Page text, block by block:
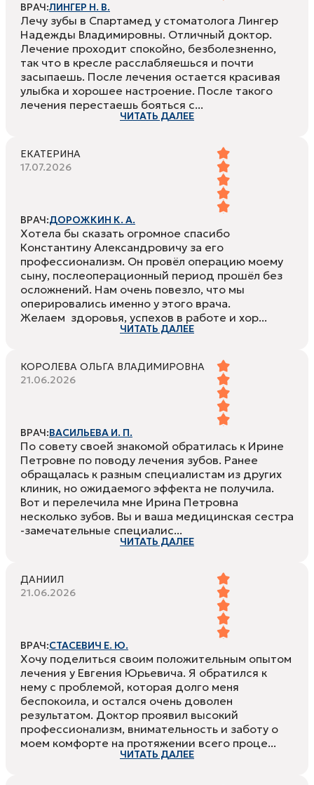
ВРАЧ:ЛИНГЕР Н. В.
Лечу зубы в Спартамед у стоматолога Лингер
Надежды Владимировны. Отличный доктор.
Лечение проходит спокойно, безболезненно,
так что в кресле расслабляешься и почти
засыпаешь. После лечения остается красивая
улыбка и хорошее настроение. После такого
лечения перестаешь бояться с...
ЧИТАТЬ ДАЛЕЕ
ЕКАТЕРИНА
17.07.2026
ВРАЧ:ДОРОЖКИН К. А.
Хотела бы сказать огромное спасибо
Константину Александровичу за его
профессионализм. Он провёл операцию моему
сыну, послеоперационный период прошёл без
осложнений. Нам очень повезло, что мы
оперировались именно у этого врача.
Желаем здоровья, успехов в работе и хор...
ЧИТАТЬ ДАЛЕЕ
КОРОЛЕВА ОЛЬГА ВЛАДИМИРОВНА
21.06.2026
ВРАЧ:ВАСИЛЬЕВА И. П.
По совету своей знакомой обратилась к Ирине
Петровне по поводу лечения зубов. Ранее
обращалась к разным специалистам из других
клиник, но ожидаемого эффекта не получила.
Вот и перелечила мне Ирина Петровна
несколько зубов. Вы и ваша медицинская сестра
-замечательные специалис...
ЧИТАТЬ ДАЛЕЕ
ДАНИИЛ
21.06.2026
ВРАЧ:СТАСЕВИЧ Е. Ю.
Хочу поделиться своим положительным опытом
лечения у Евгения Юрьевича. Я обратился к
нему с проблемой, которая долго меня
беспокоила, и остался очень доволен
результатом. Доктор проявил высокий
профессионализм, внимательность и заботу о
моем комфорте на протяжении всего проце...
ЧИТАТЬ ДАЛЕЕ